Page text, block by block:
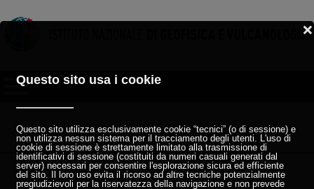
Sei qui:Home come raggiungere sede roma